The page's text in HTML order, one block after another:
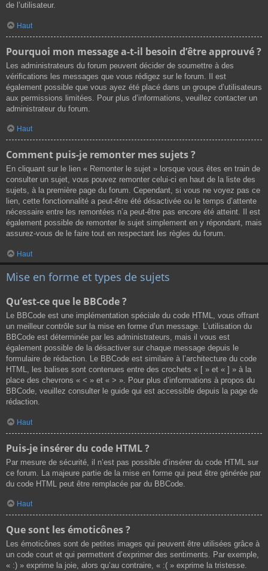
de l’utilisateur.
Haut
Pourquoi mon message a-t-il besoin d’être approuvé ?
Les administrateurs du forum peuvent décider de soumettre à des
vérifications les messages que vous rédigez sur le forum. Il est
également possible que vous ayez été placé dans un groupe d’utilisateurs
aux permissions limitées. Pour plus d’informations, veuillez contacter un
administrateur du forum.
Haut
Comment puis-je remonter mes sujets ?
En cliquant sur le lien « Remonter le sujet » lorsque vous êtes en train de
consulter un sujet, vous pouvez remonter celui-ci en haut de la liste des
sujets, à la première page du forum. Cependant, si vous ne voyez pas ce
lien, cette fonctionnalité a peut-être été désactivée ou le temps d’attente
nécessaire entre les remontées n’a peut-être pas encore été atteint. Il est
également possible de remonter le sujet simplement en y répondant, mais
assurez-vous de le faire tout en respectant les règles du forum.
Haut
Mise en forme et types de sujets
Qu’est-ce que le BBCode ?
Le BBCode est une implémentation spéciale du code HTML, vous offrant
un meilleur contrôle sur la mise en forme d’un message. L’utilisation du
BBCode est déterminée par les administrateurs, mais il vous est
également possible de la désactiver sur chaque message depuis le
formulaire de rédaction. Le BBCode est similaire à l’architecture du code
HTML, les balises sont contenues entre des crochets « [ » et « ] » à la
place des chevrons « < » et « > ». Pour plus d’informations à propos du
BBCode, veuillez consulter le guide qui est accessible depuis la page de
rédaction.
Haut
Puis-je insérer du code HTML ?
Par mesure de sécurité, il n’est pas possible d’insérer du code HTML sur
ce forum. La majeure partie de la mise en forme qui peut être générée par
du code HTML peut être remplacée par du BBCode.
Haut
Que sont les émoticônes ?
Les émoticônes sont de petites images qui peuvent être utilisées grâce à
un code court et qui permettent d’exprimer des sentiments. Par exemple,
« :) » exprime la joie, alors qu’au contraire, « :( » exprime la tristesse.